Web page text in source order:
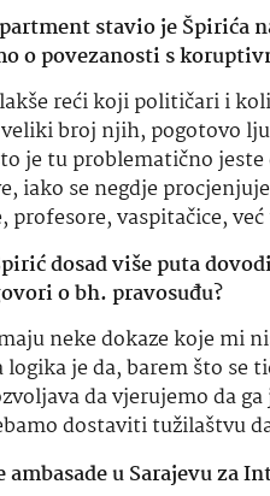
stavio je Špirića
o povezanosti s
reći koji političari i
broj njih, pogotovo
je tu problematično
iako se negdjeprocjenjuje
profesore,vaspitačice,
dosad više puta
obh. pravosuđu?
neke dokaze koje mi
je da, barem što
da vjerujemo da
dostaviti tužilaštvu
u Sarajevu za